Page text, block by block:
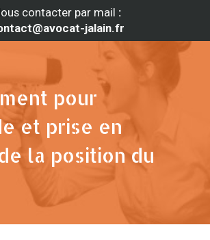
contacter par mail :
jalain.fr
pour
et prise en
la position du